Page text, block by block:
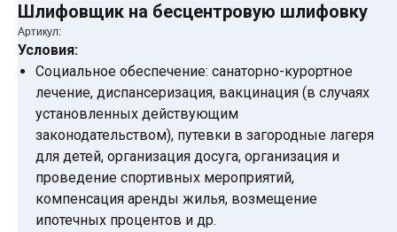
Шлифовщик на бесцентровую шлифовку
Артикул:
Условия:
Социальное обеспечение: санаторно-курортное
лечение, диспансеризация, вакцинация (в случаях
установленных действующим
законодательством), путевки в загородные лагеря
для детей, организация досуга, организация и
проведение спортивных мероприятий,
компенсация аренды жилья, возмещение
ипотечных процентов и др.